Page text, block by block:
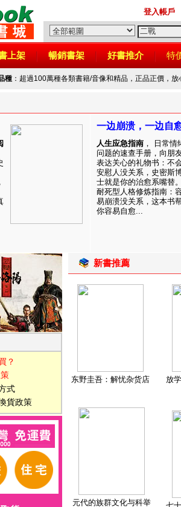
登入帳戶
上架 暢銷書架 好書推介 特
種 ：超過100萬種各類書籍/音像和精品，正品正價，
一边崩溃，一边自
人生应急指南 ， 日常情
问题的速查手册，向朋
表达关心的礼物书：不
安慰人没关系，史密斯
士就是你的治愈系嘴替
耐死型人格修炼指南：
易崩溃没关系，这本书
你容易自愈...
？
式
貨政策
新書推薦
东野圭吾：解忧杂货店 放
元代的族群文化与科举